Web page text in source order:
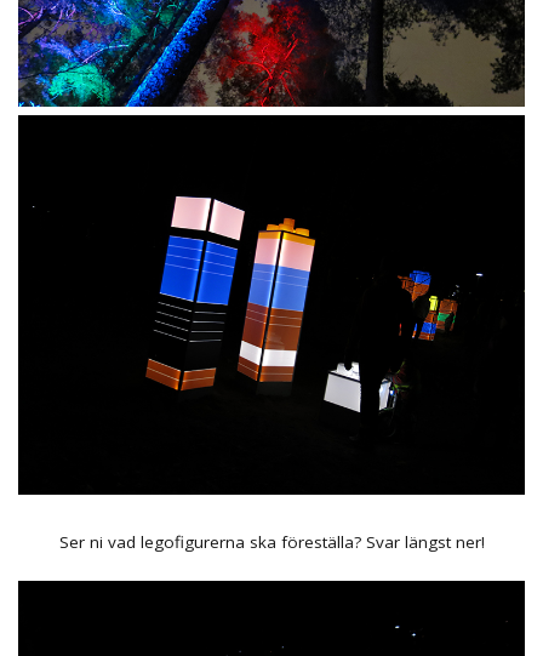
Ser ni vad legofigurerna ska föreställa? Svar längst ner!